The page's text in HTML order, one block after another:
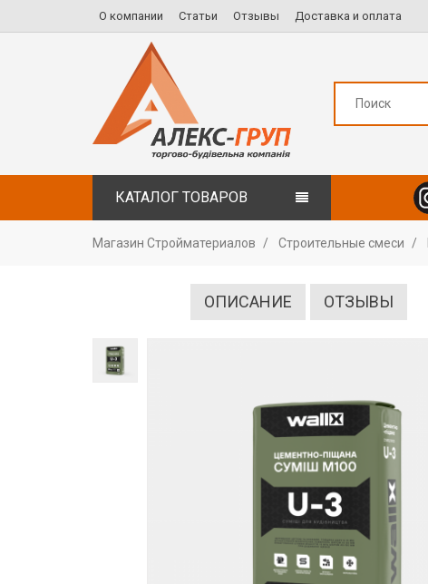
О компании Статьи Отзывы Доставка и оплата
КАТАЛОГ ТОВАРОВ
Магазин Стройматериалов Строительные смеси
ОПИСАНИЕ ОТЗЫВЫ